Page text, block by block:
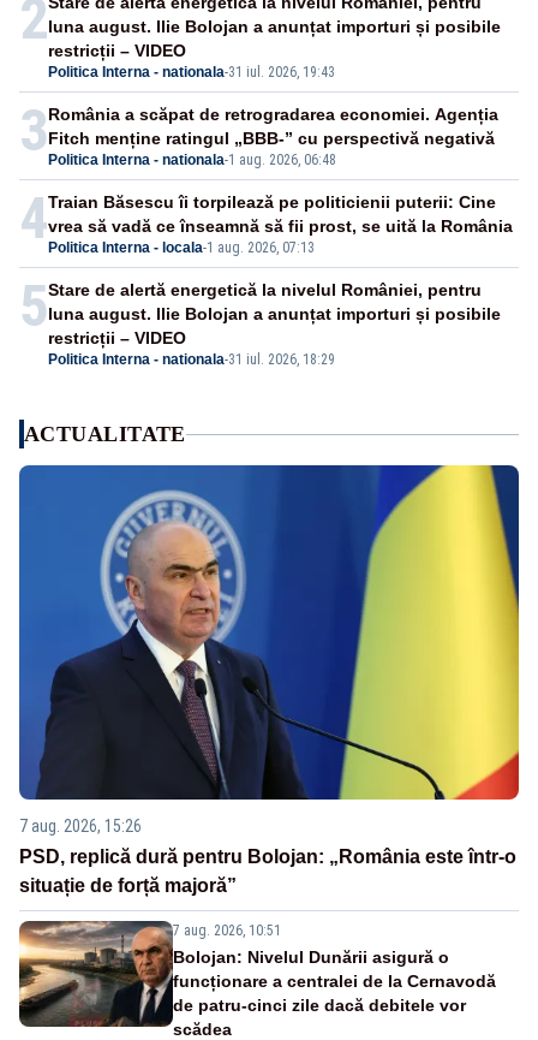
2
Politica Interna - nationala-31 iul. 2026, 19:43
luna august. Ilie Bolojan a anunțat importuri și posibile
restricții – VIDEO
3 Politica Interna - nationala-1 aug. 2026, 06:48
România a scăpat de retrogradarea economiei. Agenția
Fitch menține ratingul „BBB-” cu perspectivă negativă
4 Politica Interna - locala-1 aug. 2026, 07:13
Traian Băsescu îi torpilează pe politicienii puterii: Cine
vrea să vadă ce înseamnă să fii prost, se uită la România
5
Politica Interna - nationala-31 iul. 2026, 18:29
Stare de alertă energetică la nivelul României, pentru
luna august. Ilie Bolojan a anunțat importuri și posibile
restricții – VIDEO
ACTUALITATE
7 aug. 2026, 15:26
PSD, replică dură pentru Bolojan: „România este într-o
situație de forță majoră”
7 aug. 2026, 10:51
Bolojan: Nivelul Dunării asigură o
funcționare a centralei de la Cernavodă
de patru-cinci zile dacă debitele vor
scădea